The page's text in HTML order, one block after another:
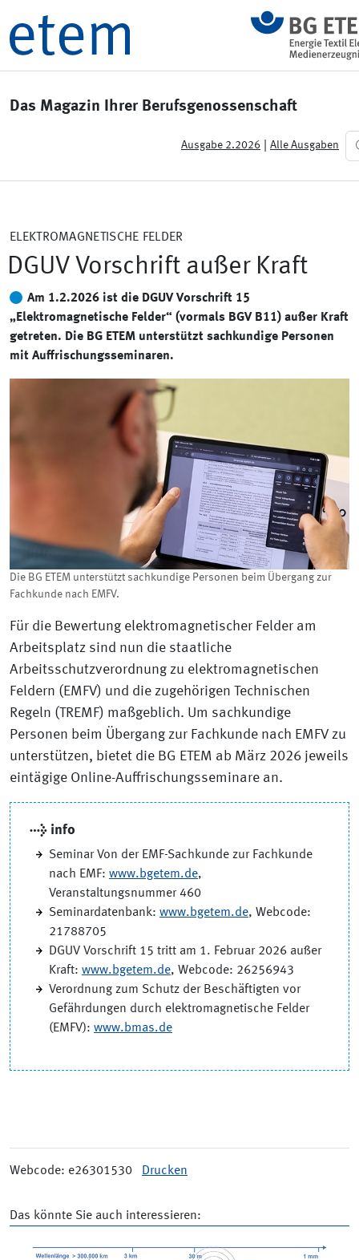
Das Magazin Ihrer Berufsgenossenschaft
Ausgabe 2.2026 Alle Ausgaben
ELEKTROMAGNETISCHE FELDER
DGUV Vorschrift außer Kraft
Am 1.2.2026 ist die DGUV Vorschrift 15
„Elektromagnetische Felder“ (vormals BGV B11) außer Kraft
getreten. Die BG ETEM unterstützt sachkundige Personen
mit Auffrischungsseminaren.
Die BG ETEM unterstützt sachkundige Personen beim Übergang zur
Fachkunde nach EMFV.
Für die Bewertung elektromagnetischer Felder am
Arbeitsplatz sind nun die staatliche
Arbeitsschutzverordnung zu elektromagnetischen
Feldern (EMFV) und die zugehörigen Technischen
Regeln (TREMF) maßgeblich. Um sachkundige
Personen beim Übergang zur Fachkunde nach EMFV zu
unterstützen, bietet die BG ETEM ab März 2026 jeweils
eintägige Online-Auffrischungsseminare an.
→ info
Seminar Von der EMF-Sachkunde zur Fachkunde
nach EMF: www.bgetem.de,
Veranstaltungsnummer 460
Seminardatenbank: www.bgetem.de, Webcode:
21788705
DGUV Vorschrift 15 tritt am 1. Februar 2026 außer
Kraft: www.bgetem.de, Webcode: 26256943
Verordnung zum Schutz der Beschäftigten vor
Gefährdungen durch elektromagnetische Felder
(EMFV): www.bmas.de
Webcode: e26301530 Drucken
Das könnte Sie auch interessieren: